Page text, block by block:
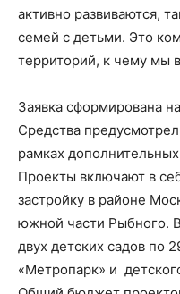
активно развиваются,
семей с детьми. Это
территорий, к чему мы
Заявка сформирована
Средства
рамках
Проекты включают в
застройку в районе
южной части Рыбного.
двух детских садов по
«Метропарк» и